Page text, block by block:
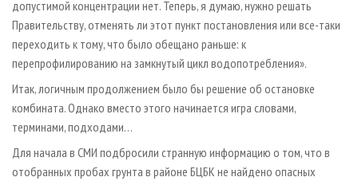
допустимой концентрации нет. Теперь, я думаю, нужно решать
Правительству, отменять ли этот пункт постановления или все-таки
переходить к тому, что было обещано раньше: к
перепрофилированию на замкнутый цикл водопотребления».
Итак, логичным продолжением было бы решение об остановке
комбината. Однако вместо этого начинается игра словами,
терминами, подходами…
Для начала в СМИ подбросили странную информацию о том, что в
отобранных пробах грунта в районе БЦБК не найдено опасных